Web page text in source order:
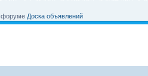
форуме Доска объявлений